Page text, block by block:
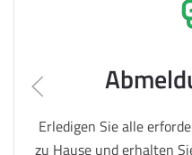
Erledigen Sie alle
zu Hause und erhalten